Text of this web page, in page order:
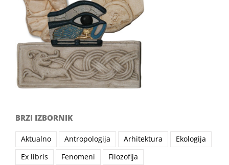
BRZI IZBORNIK
Aktualno Antropologija Arhitektura
Ekologija
Ex libris
Fenomeni
Filozofija